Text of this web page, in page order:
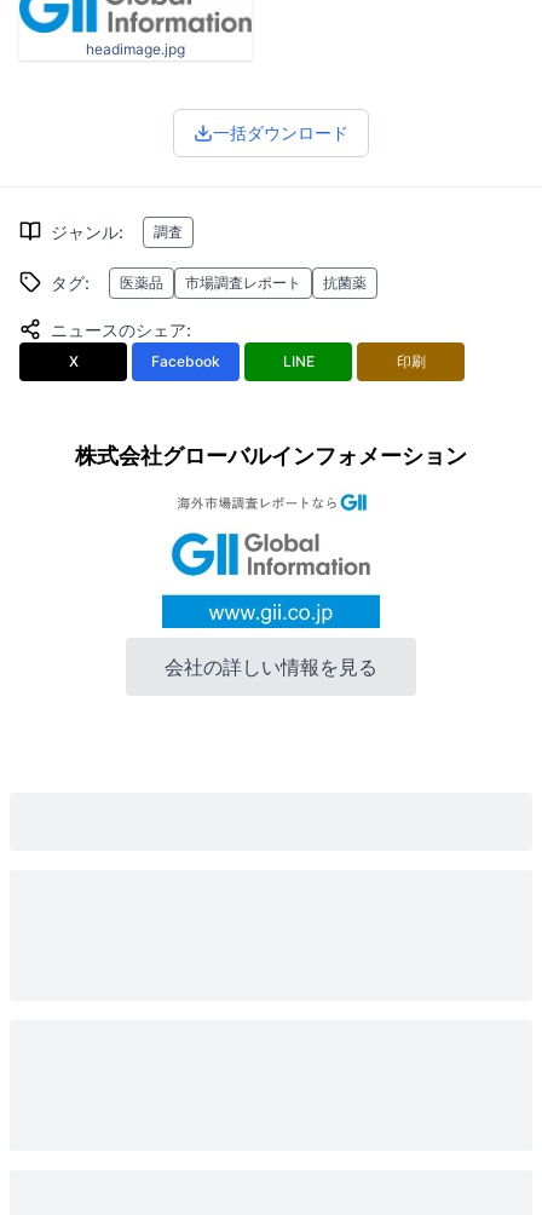
headimage.jpg
一括ダウンロード
ジャンル: 調査
タグ: 医薬品 市場調査レポート 抗菌薬
ニュースのシェア:
X Facebook LINE 印刷
株式会社グローバルインフォメーション
会社の詳しい情報を見る